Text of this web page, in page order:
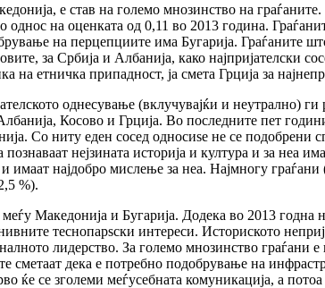
е став на големо мнозинство на
на оценката од 0,11 во 2013 година.
на перцепциите има Бугарија. Граѓаните
за Србија и Албанија, како најпријателски
на етничка припадност, ја смета Грција за
однесување (вклучувајќи и неутрално) ги
Косово и Грција. Во последните пет
Со ниту еден сосед односиѕе не се
познаваат нејзината историја и култура и за
имаат најдобро мислење за неа. Најмногу
%).
Македонија и Бугарија. Додека во 2013 годна
теснопарѕски интереси. Историското
лидерство. За големо мнозинство граѓани
сметаат дека е потребно подобрување на
ќе се зголеми меѓусебната комуникација, а